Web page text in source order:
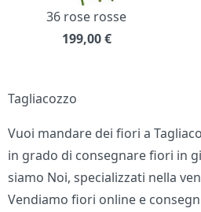
36 rose rosse
199,00 €
Tagliacozzo
Vuoi mandare dei fiori a
in grado di consegnare fiori in
siamo Noi, specializzati nella
Vendiamo fiori online e